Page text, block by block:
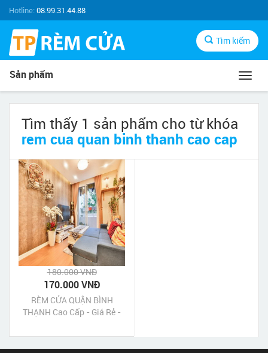
Hotline:08.99.31.44.88
Tìm kiếm
Sản phẩm
Tìm thấy 1 sản phẩm cho từ khóa
rem cua quan binh thanh cao cap
180.000 VNĐ
170.000 VNĐ
RÈM CỬA QUẬN BÌNH
THẠNH Cao Cấp - Giá Rẻ -